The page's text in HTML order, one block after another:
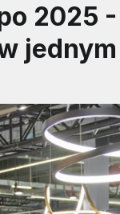
2025